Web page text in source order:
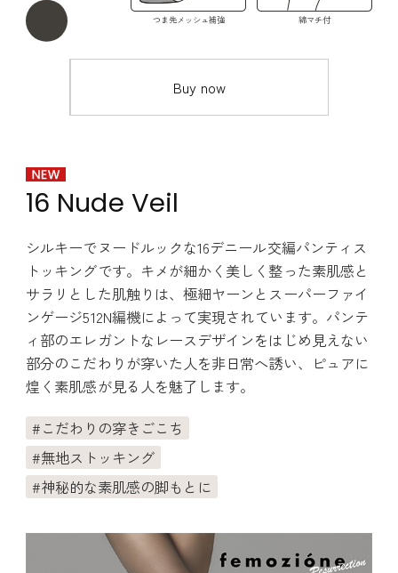
つま先メッシュ補強 綿マチ付
Buy now
16 Nude Veil
シルキーでヌードルックな16デニール交編パンティス
トッキングです。キメが細かく美しく整った素肌感と
サラリとした肌触りは、極細ヤーンとスーパーファイ
ンゲージ512N編機によって実現されています。パンテ
ィ部のエレガントなレースデザインをはじめ見えない
部分のこだわりが穿いた人を非日常へ誘い、ピュアに
煌く素肌感が見る人を魅了します。
こだわりの穿きごこち
無地ストッキング
神秘的な素肌感の脚もとに